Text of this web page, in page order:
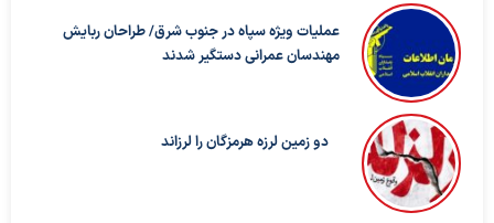
عملیات ویژه سپاه در جنوب شرق/ طراحان ربایش
مهندسان عمرانی دستگیر شدند
دو زمین لرزه هرمزگان را لرزاند